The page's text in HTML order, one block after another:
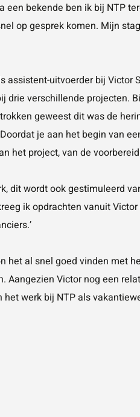
een bekende ben ik bij NTP
op gesprek komen. Mijn
assistent-uitvoerder bij Victor
drie verschillende projecten.
geweest dit was de
je aan het begin van
het project, van de
dit wordt ook gestimuleerd
ik opdrachten vanuit
het al snel goed vinden met
Aangezien Victor nog een
werk bij NTP als